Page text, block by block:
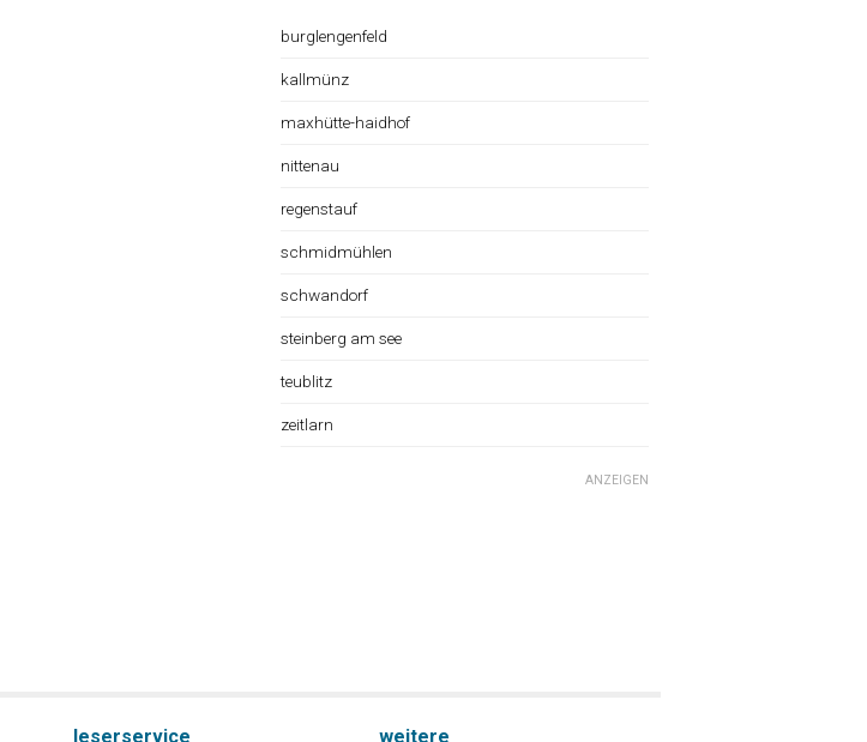
burglengenfeld
kallmünz
maxhütte-haidhof
nittenau
regenstauf
schmidmühlen
schwandorf
steinberg am see
teublitz
zeitlarn
ANZEIGEN
leserservice weitere